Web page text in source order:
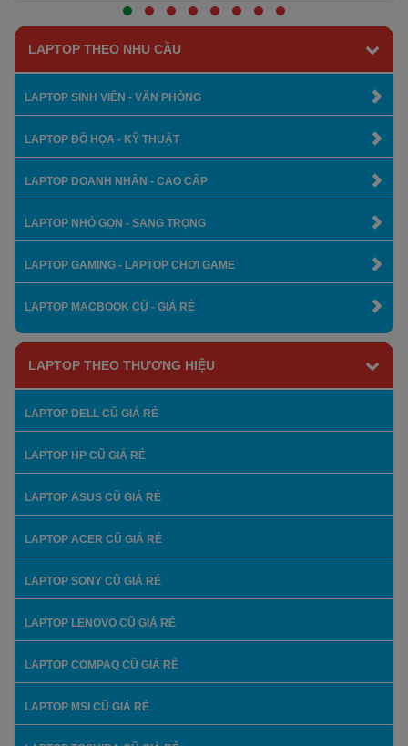
Xem thêm Xem thêm
LAPTOP THEO NHU CẦU
LAPTOP SINH VIÊN - VĂN PHÒNG
LAPTOP ĐỒ HỌA - KỸ THUẬT
LAPTOP DOANH NHÂN - CAO CẤP
LAPTOP NHỎ GỌN - SANG TRỌNG
LAPTOP GAMING - LAPTOP CHƠI GAME
LAPTOP MACBOOK CŨ - GIÁ RẺ
LAPTOP THEO THƯƠNG HIỆU
LAPTOP DELL CŨ GIÁ RẺ
LAPTOP HP CŨ GIÁ RẺ
LAPTOP ASUS CŨ GIÁ RẺ
LAPTOP ACER CŨ GIÁ RẺ
LAPTOP SONY CŨ GIÁ RẺ
LAPTOP LENOVO CŨ GIÁ RẺ
LAPTOP COMPAQ CŨ GIÁ RẺ
LAPTOP MSI CŨ GIÁ RẺ